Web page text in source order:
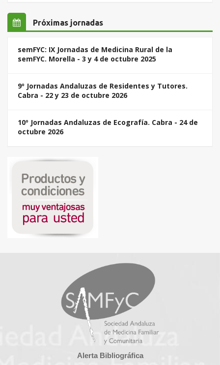
Próximas jornadas
semFYC: IX Jornadas de Medicina Rural de la
semFYC. Morella - 3 y 4 de octubre 2025
9º Jornadas Andaluzas de Residentes y Tutores.
Cabra - 22 y 23 de octubre 2026
10º Jornadas Andaluzas de Ecografía. Cabra - 24 de
octubre 2026
Alerta Bibliográfica